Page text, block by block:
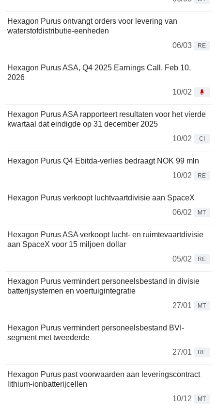
Hexagon Purus ontvangt orders voor levering van
waterstofdistributie-eenheden
06/03
RE
Hexagon Purus ASA, Q4 2025 Earnings Call, Feb 10,
2026
10/02
Hexagon Purus ASA rapporteert resultaten voor het vierde
kwartaal dat eindigde op 31 december 2025
10/02
CI
Hexagon Purus Q4 Ebitda-verlies bedraagt NOK 99 mln
10/02
RE
Hexagon Purus verkoopt luchtvaartdivisie aan SpaceX
06/02
MT
Hexagon Purus ASA verkoopt lucht- en ruimtevaartdivisie
aan SpaceX voor 15 miljoen dollar
05/02
RE
Hexagon Purus vermindert personeelsbestand in divisie
batterijsystemen en voertuigintegratie
27/01
MT
Hexagon Purus vermindert personeelsbestand BVI-
segment met tweederde
27/01
RE
Hexagon Purus past voorwaarden aan leveringscontract
lithium-ionbatterijcellen
10/12
MT